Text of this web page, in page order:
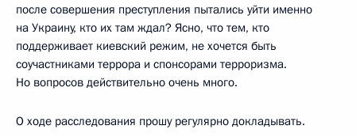
после совершения преступления пытались уйти именно
на Украину, кто их там ждал? Ясно, что тем, кто
поддерживает киевский режим, не хочется быть
соучастниками террора и спонсорами терроризма.
Но вопросов действительно очень много.
О ходе расследования прошу регулярно докладывать.